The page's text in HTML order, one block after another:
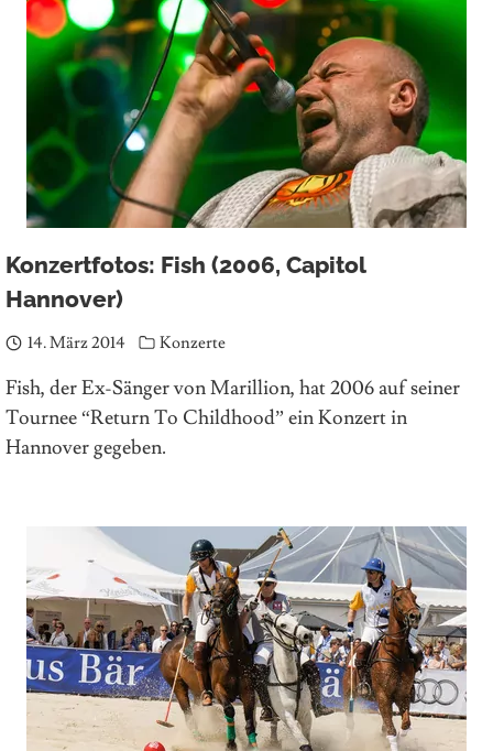
Konzertfotos: Fish (2006, Capitol
Hannover)
14. März 2014 Konzerte
Fish, der Ex-Sänger von Marillion, hat 2006 auf seiner
Tournee “Return To Childhood” ein Konzert in
Hannover gegeben.